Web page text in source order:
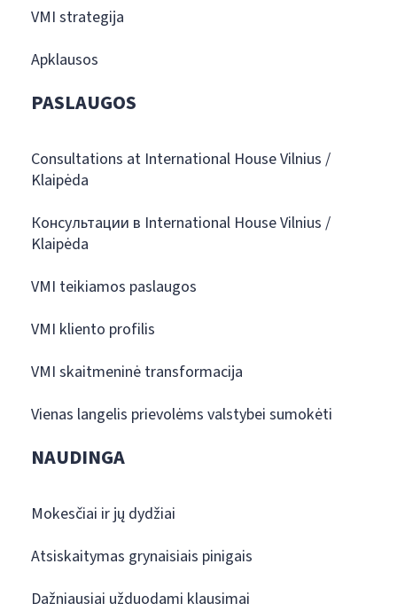
VMI strategija
Apklausos
PASLAUGOS
Consultations at International House Vilnius /
Klaipėda
Консультации в International House Vilnius /
Klaipėda
VMI teikiamos paslaugos
VMI kliento profilis
VMI skaitmeninė transformacija
Vienas langelis prievolėms valstybei sumokėti
NAUDINGA
Mokesčiai ir jų dydžiai
Atsiskaitymas grynaisiais pinigais
Dažniausiai užduodami klausimai